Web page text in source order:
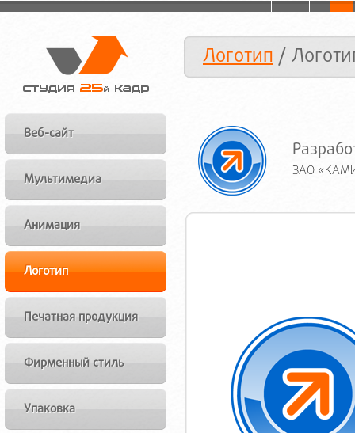
Логотип/
Веб-сайт
Мультимедиа
Анимация
Логотип
Печатная продукция
Фирменный стиль
Упаковка
ЗАО